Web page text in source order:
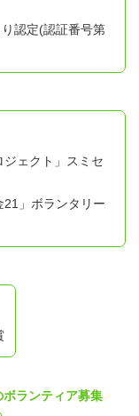
認定(認証番号第
ェクト」スミセ
21」ボランタリー
ランティア募集